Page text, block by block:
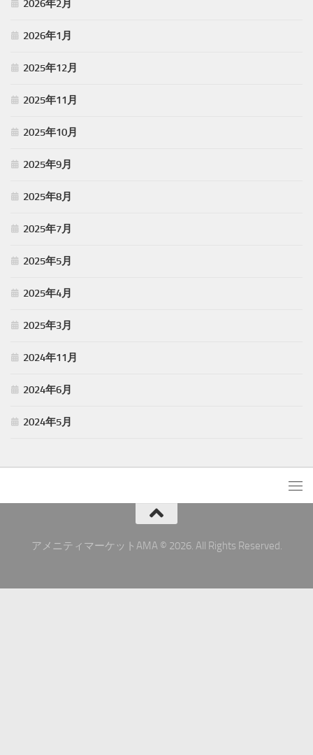
2026年2月
2026年1月
2025年12月
2025年11月
2025年10月
2025年9月
2025年8月
2025年7月
2025年5月
2025年4月
2025年3月
2024年11月
2024年6月
2024年5月
アメニティマーケットAMA © 2026. All Rights Reserved.